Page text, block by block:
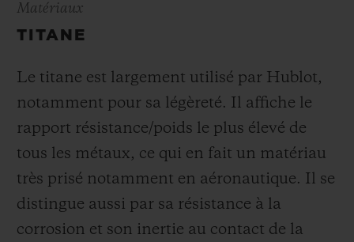
Matériaux
TITANE
Le titane est largement utilisé par Hublot,
notamment pour sa légèreté. Il affiche le
rapport résistance/poids le plus élevé de
tous les métaux, ce qui en fait un matériau
très prisé notamment en aéronautique. Il se
distingue aussi par sa résistance à la
corrosion et son inertie au contact de la